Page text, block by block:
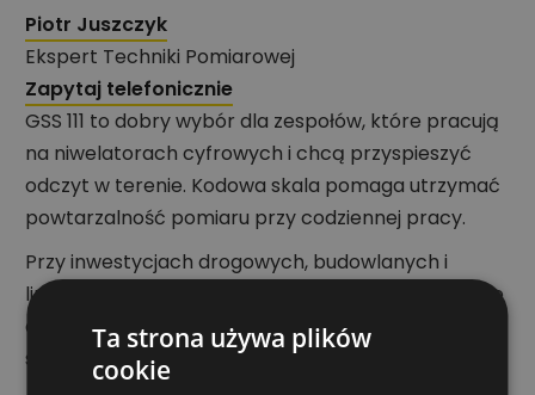
Piotr Juszczyk
Ekspert Techniki Pomiarowej
Zapytaj telefonicznie
GSS 111 to dobry wybór dla zespołów, które pracują
na niwelatorach cyfrowych i chcą przyspieszyć
odczyt w terenie. Kodowa skala pomaga utrzymać
powtarzalność pomiaru przy codziennej pracy.
Przy inwestycjach drogowych, budowlanych i
liniowych liczy się też trwałość sprzętu. Anodowane
aluminium i teleskopowa konstrukcja dobrze
sprawdzają się w regularnym użytkowaniu.
Ta strona używa plików
cookie